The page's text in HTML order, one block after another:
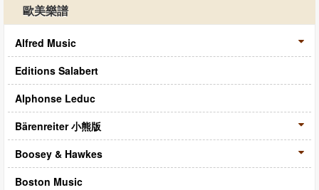
Popular流行音樂
音樂考級
教材教具
樂器配件
總譜、樂團譜、爵士樂
禮品專區
歐美樂譜
Alfred Music
Editions Salabert
Alphonse Leduc
Bärenreiter 小熊版
Boosey & Hawkes
Boston Music